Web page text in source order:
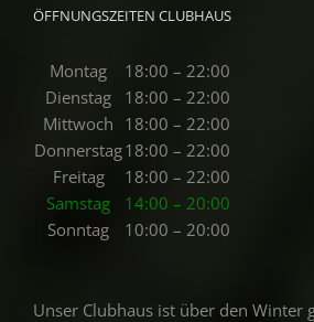
ÖFFNUNGSZEITEN CLUBHAUS
Montag
18:00 – 22:00
Dienstag
18:00 – 22:00
Mittwoch 18:00 – 22:00
Donnerstag18:00 – 22:00
Freitag
18:00 – 22:00
Samstag
14:00 – 20:00
Sonntag
10:00 – 20:00
Unser Clubhaus ist über den Winter